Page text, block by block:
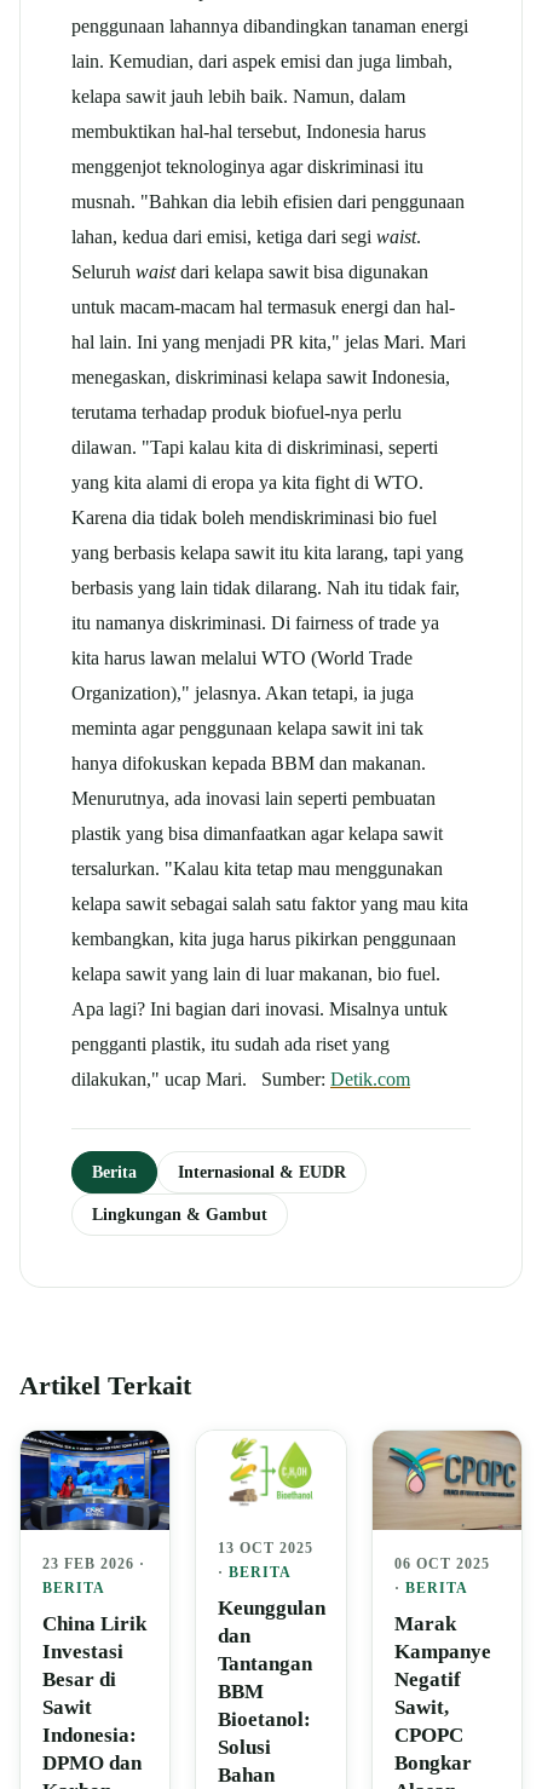
penggunaan lahannya dibandingkan tanaman energi
lain. Kemudian, dari aspek emisi dan juga limbah,
kelapa sawit jauh lebih baik. Namun, dalam
membuktikan hal-hal tersebut, Indonesia harus
menggenjot teknologinya agar diskriminasi itu
musnah. "Bahkan dia lebih efisien dari penggunaan
lahan, kedua dari emisi, ketiga dari segi waist.
Seluruh waistdari kelapa sawit bisa digunakan
untuk macam-macam hal termasuk energi dan hal-
hal lain. Ini yang menjadi PR kita," jelas Mari. Mari
menegaskan, diskriminasi kelapa sawit Indonesia,
terutama terhadap produk biofuel-nya perlu
dilawan. "Tapi kalau kita di diskriminasi, seperti
yang kita alami di eropa ya kita fight di WTO.
Karena dia tidak boleh mendiskriminasi bio fuel
yang berbasis kelapa sawit itu kita larang, tapi yang
berbasis yang lain tidak dilarang. Nah itu tidak fair,
itu namanya diskriminasi. Di fairness of trade ya
kita harus lawan melalui WTO (World Trade
Organization)," jelasnya. Akan tetapi, ia juga
meminta agar penggunaan kelapa sawit ini tak
hanya difokuskan kepada BBM dan makanan.
Menurutnya, ada inovasi lain seperti pembuatan
plastik yang bisa dimanfaatkan agar kelapa sawit
tersalurkan. "Kalau kita tetap mau menggunakan
kelapa sawit sebagai salah satu faktor yang mau kita
kembangkan, kita juga harus pikirkan penggunaan
kelapa sawit yang lain di luar makanan, bio fuel.
Apa lagi? Ini bagian dari inovasi. Misalnya untuk
pengganti plastik, itu sudah ada riset yang
dilakukan," ucap Mari. Sumber: Detik.com
Berita Internasional & EUDR
Lingkungan & Gambut
Artikel Terkait
23 FEB 2026 ·
BERITA
China Lirik
Investasi
Besar di
Sawit
Indonesia:
DPMO dan
13 OCT 2025
·BERITA
Keunggulan
dan
Tantangan
BBM
Bioetanol:
Solusi
Bahan
06 OCT 2025
· BERITA
Marak
Kampanye
Negatif
Sawit,
CPOPC
Bongkar